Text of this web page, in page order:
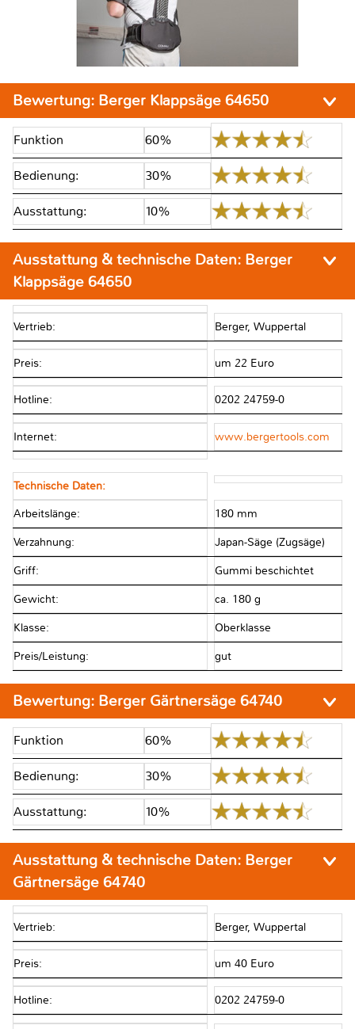
Bewertung: Berger Klappsäge 64650
Funktion 60%
Bedienung: 30%
Ausstattung: 10%
Ausstattung & technische Daten: Berger
Klappsäge 64650
Vertrieb: Berger, Wuppertal
Preis: um 22 Euro
Hotline: 0202 24759-0
Internet: www.bergertools.com
Technische Daten:
Arbeitslänge: 180 mm
Verzahnung: Japan-Säge (Zugsäge)
Griff: Gummi beschichtet
Gewicht: ca. 180 g
Klasse: Oberklasse
Preis/Leistung: gut
Bewertung: Berger Gärtnersäge 64740
Funktion 60%
Bedienung: 30%
Ausstattung: 10%
Ausstattung & technische Daten: Berger
Gärtnersäge 64740
Vertrieb: Berger, Wuppertal
Preis: um 40 Euro
Hotline: 0202 24759-0